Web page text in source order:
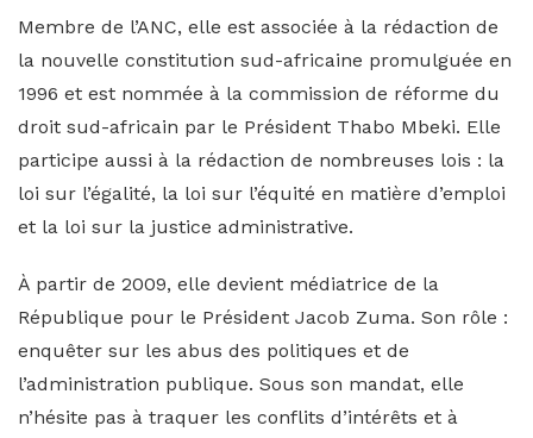
Membre de l’ANC, elle est associée à la rédaction de
la nouvelle constitution sud-africaine promulguée en
1996 et est nommée à la commission de réforme du
droit sud-africain par le Président Thabo Mbeki. Elle
participe aussi à la rédaction de nombreuses lois : la
loi sur l’égalité, la loi sur l’équité en matière d’emploi
et la loi sur la justice administrative.
À partir de 2009, elle devient médiatrice de la
République pour le Président Jacob Zuma. Son rôle :
enquêter sur les abus des politiques et de
l’administration publique. Sous son mandat, elle
n’hésite pas à traquer les conflits d’intérêts et à